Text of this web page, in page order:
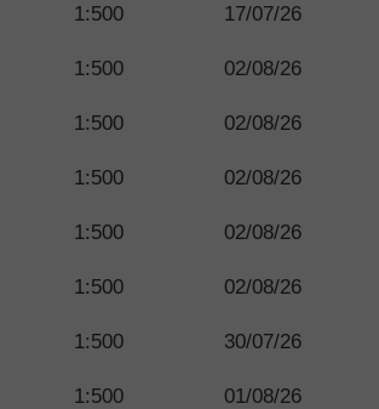
1:500 17/07/26
1:500 02/08/26
1:500 02/08/26
1:500 02/08/26
1:500 02/08/26
1:500 02/08/26
1:500 30/07/26
1:500 01/08/26